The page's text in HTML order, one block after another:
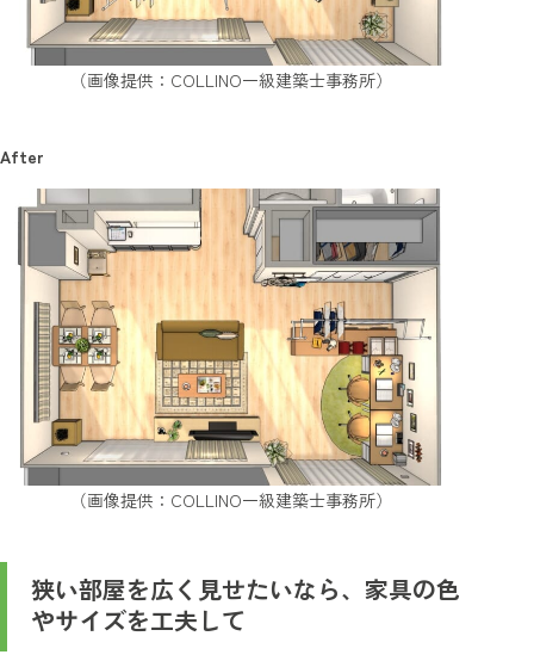
（画像提供：COLLINO一級建築士事務所）
After
（画像提供：COLLINO一級建築士事務所）
狭い部屋を広く見せたいなら、家具の色
やサイズを工夫して